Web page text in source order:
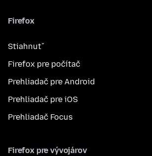
Firefox
Stiahnuť
Firefox pre počítač
Prehliadač pre Android
Prehliadač pre iOS
Prehliadač Focus
Firefox pre vývojárov